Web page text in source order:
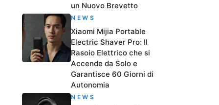
un Nuovo Brevetto
NEWS
Xiaomi Mijia Portable
Electric Shaver Pro: Il
Rasoio Elettrico che si
Accende da Solo e
Garantisce 60 Giorni di
Autonomia
NEWS